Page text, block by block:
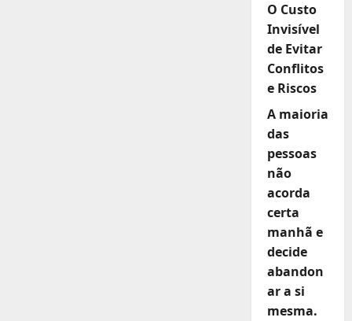
O Custo
Invisível
de Evitar
Conflitos
e Riscos
A maioria
das
pessoas
não
acorda
certa
manhã e
decide
abandon
ar a si
mesma.